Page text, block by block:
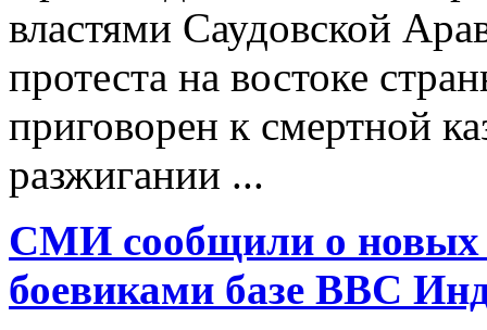
властями Саудовской
протеста на востоке
приговорен к смертной
разжигании ...
СМИ сообщили о новых
боевиками базе ВВС